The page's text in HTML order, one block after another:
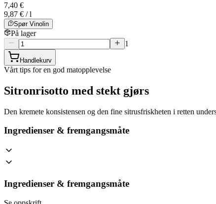
7,40 €
9,87 € / l
Spør Vinolin
På lager
1
Handlekurv
Vårt tips for en god matopplevelse
Sitronrisotto med stekt gjørs
Den kremete konsistensen og den fine sitrusfriskheten i retten
Ingredienser & fremgangsmåte
Ingredienser & fremgangsmåte